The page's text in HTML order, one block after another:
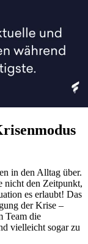
in den Alltag über.
nicht den Zeitpunkt,
es erlaubt! Das
der Krise –
Team die
vielleicht sogar zu